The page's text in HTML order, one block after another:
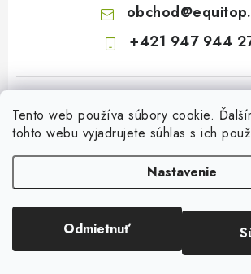
Tento web používa súbory cookie.
tohto webu vyjadrujete súhlas s ich
Nastavenie
Odmietnuť
obchod@
+421 947 944
Vytvoril Shoptet
Copyright 2026EquitopCorp s.r.o. . Všetky